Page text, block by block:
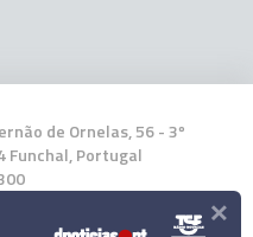
de Ornelas, 56 - 3º
Funchal, Portugal
App ×